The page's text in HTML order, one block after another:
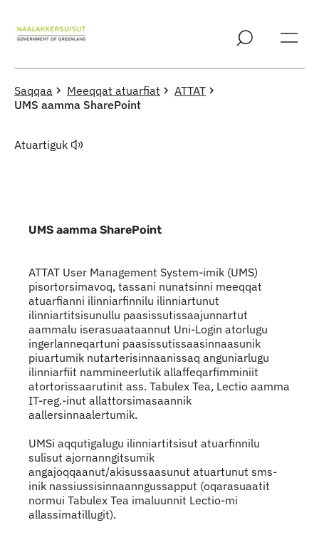
Saqqaa Meeqqat atuarfiat
ATTAT
UMS aamma SharePoint
Atuartiguk
UMS aamma SharePoint
Indhold
ATTAT User Management System-imik (UMS)
pisortorsimavoq, tassani nunatsinni meeqqat
atuarfianni ilinniarfinnilu ilinniartunut
ilinniartitsisunullu paasissutissaajunnartut
aammalu iserasuaataannut Uni-Login atorlugu
ingerlanneqartuni paasissutissaasinnaasunik
piuartumik nutarterisinnaanissaq anguniarlugu
ilinniarfiit nammineerlutik allaffeqarfimminiit
atortorissaarutinit ass. Tabulex Tea, Lectio aamma
IT-reg.-inut allattorsimasaannik
aallersinnaalertumik.
UMSi aqqutigalugu ilinniartitsisut atuarfinnilu
sulisut ajornanngitsumik
angajoqqaanut/akisussaasunut atuartunut sms-
inik nassiussisinnaanngussapput (oqarasuaatit
normui Tabulex Tea imaluunnit Lectio-mi
allassimatillugit).